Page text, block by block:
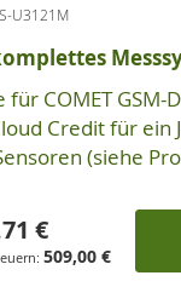
U3121M
für COMET GSM-
Credit für ein
(siehe
€
509,00 €